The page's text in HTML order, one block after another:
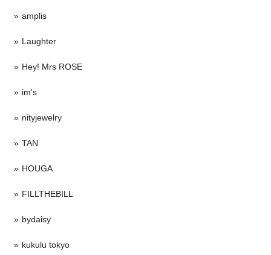
amplis
Laughter
Hey! Mrs ROSE
im's
nityjewelry
TAN
HOUGA
FILLTHEBILL
bydaisy
kukulu tokyo